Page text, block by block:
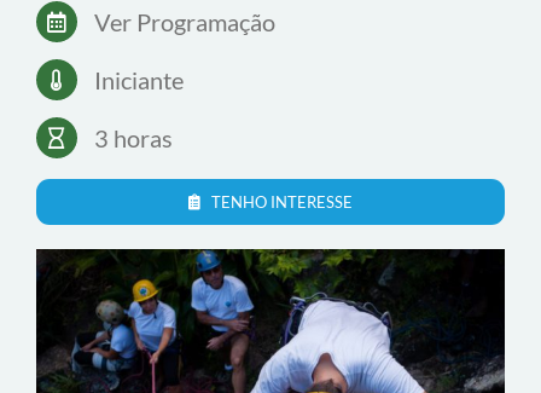
O que você vai aprender:
Técnicas básicas de escalada em rocha
R$ 65
Ver Programação